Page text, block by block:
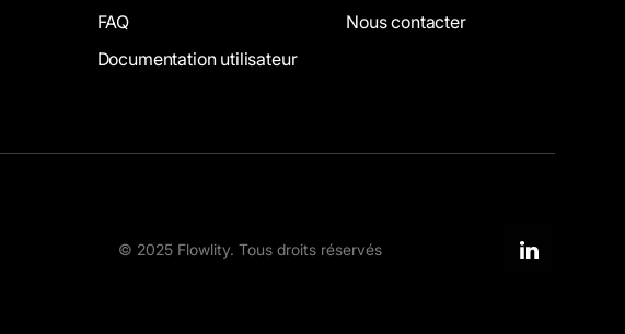
FAQ
Documentation utilisateur
Nous contacter
© 2025 Flowlity. Tous droits réservés